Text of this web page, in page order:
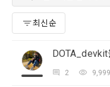
가. ***.dacon.io
2. "서비스"라 함은 “대회
제공하는 모든 서비스
트를 통해 개인이 등록
분류, 가공, 집계하여 정
살이’와 관련한 정보를
지고 있으며, 이를 어떤
드립니다. 또한, 법정대
인정보 보호를 위해 어
안내 서비스가 제한됩니
개인정보보호법 제22조
는 동의 거부 하시더라도
DOTA_devkit
2